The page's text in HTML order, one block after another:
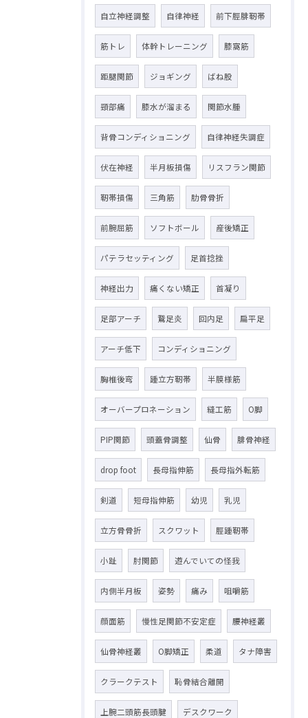
自立神経調整 自律神経 前下脛腓靭帯
筋トレ 体幹トレーニング 膝窩筋
距腿関節 ジョギング ばね股
頸部痛 膝水が溜まる 関節水腫
背骨コンディショニング 自律神経失調症
伏在神経 半月板損傷 リスフラン関節
靭帯損傷 三角筋 肋骨骨折
前腕屈筋 ソフトボール 産後矯正
パテラセッティング 足首捻挫
神経出力 痛くない矯正 首凝り
足部アーチ 鵞足炎 回内足 扁平足
アーチ低下 コンディショニング
胸椎後弯 踵立方靭帯 半膜様筋
オーバープロネーション 縫工筋 O脚
PIP関節 頭蓋骨調整 仙骨 腓骨神経
drop foot 長母指伸筋 長母指外転筋
剣道 短母指伸筋 幼児 乳児
立方骨骨折 スクワット 脛踵靭帯
小趾 肘関節 遊んでいての怪我
内側半月板 姿勢 痛み 咀嚼筋
顔面筋 慢性足関節不安定症 腰神経叢
仙骨神経叢 O脚矯正 柔道 タナ障害
クラークテスト 恥骨結合離開
上腕二頭筋長頭腱 デスクワーク